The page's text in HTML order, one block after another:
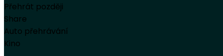
Přehrát později
Share
Auto přehrávání
Kino